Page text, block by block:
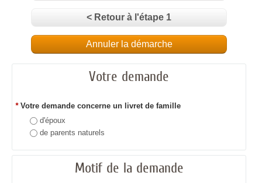
< Retour à l'étape 1
Annuler la démarche
Votre demande
*Votre demande concerne un livret de famille
d'époux
de parents naturels
Motif de la demande